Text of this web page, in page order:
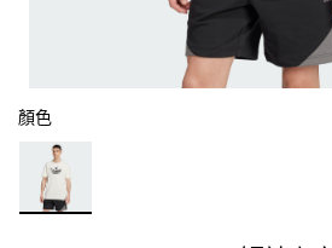
顏色